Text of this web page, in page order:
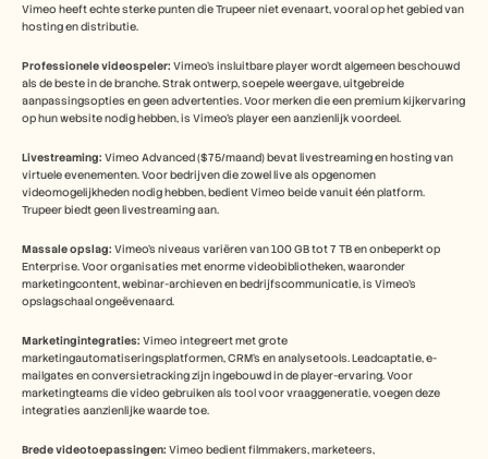
Vimeo heeft echte sterke punten die Trupeer niet evenaart, vooral op het gebied van
hosting en distributie.
Professionele videospeler: Vimeo's insluitbare player wordt algemeen beschouwd
als de beste in de branche. Strak ontwerp, soepele weergave, uitgebreide
aanpassingsopties en geen advertenties. Voor merken die een premium kijkervaring
op hun website nodig hebben, is Vimeo's player een aanzienlijk voordeel.
Livestreaming: Vimeo Advanced ($75/maand) bevat livestreaming en hosting van
virtuele evenementen. Voor bedrijven die zowel live als opgenomen
videomogelijkheden nodig hebben, bedient Vimeo beide vanuit één platform.
Trupeer biedt geen livestreaming aan.
Massale opslag: Vimeo's niveaus variëren van 100 GB tot 7 TB en onbeperkt op
Enterprise. Voor organisaties met enorme videobibliotheken, waaronder
marketingcontent, webinar-archieven en bedrijfscommunicatie, is Vimeo's
opslagschaal ongeëvenaard.
Marketingintegraties: Vimeo integreert met grote
marketingautomatiseringsplatformen, CRM's en analysetools. Leadcaptatie, e-
mailgates en conversietracking zijn ingebouwd in de player-ervaring. Voor
marketingteams die video gebruiken als tool voor vraaggeneratie, voegen deze
integraties aanzienlijke waarde toe.
Brede videotoepassingen: Vimeo bedient filmmakers, marketeers,